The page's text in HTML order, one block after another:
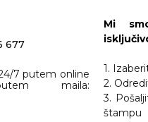
677
7 putem online
maila:
Mi
1.
2.
3.
štampu